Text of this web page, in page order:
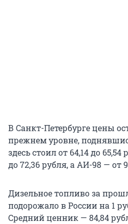
В Санкт-Петербурге цены
прежнем уровне,
здесь стоил от 64,14 до
до 72,36 рубля, а АИ-98 — от
Дизельное топливо за
подорожало в России на 1
Средний ценник — 84,84